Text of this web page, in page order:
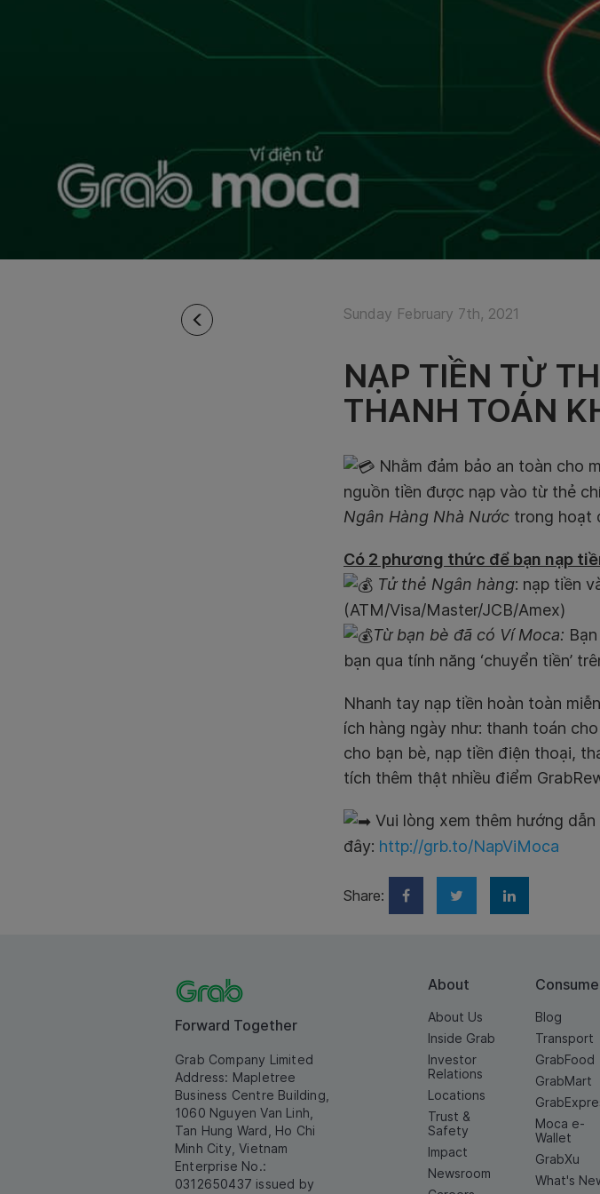
Sunday February 7th, 2021
NẠP TIỀN TỪ
THANH TOÁN
Nhằm đảm bảo an toàn cho
nguồn tiền được nạp vào từ thẻ
Ngân Hàng Nhà Nước trong hoạt
Có 2 phương thức để bạn nạp
Tử thẻ Ngân hàng: nạp tiền
(ATM/Visa/Master/JCB/Amex)
Từ bạn bè đã có Ví Moca:
bạn qua tính năng ‘chuyển tiền’
Nhanh tay nạp tiền hoàn toàn
ích hàng ngày như: thanh toán
cho bạn bè, nạp tiền điện thoại,
tích thêm thật nhiều điểm
Vui lòng xem thêm hướng
đây: http://grb.to/NapViMoca
Share:
Forward Together
Grab Company Limited
Address: Mapletree
Business Centre Building,
1060 Nguyen Van Linh,
Tan Hung Ward, Ho Chi
Minh City, Vietnam
Enterprise No.:
0312650437 issued by
About
About Us
Inside Grab
Investor
Relations
Locations
Trust &
Safety
Impact
Newsroom
Blog
Transport
GrabFood
GrabMart
Moca e-
Wallet
GrabXu
What's